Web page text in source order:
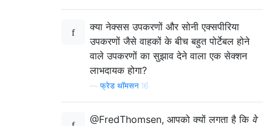
क्या नेक्सस उपकरणों और सोनी एक्सपीरिया
उपकरणों जैसे वाहकों के बीच बहुत पोर्टेबल होने
वाले उपकरणों का सुझाव देने वाला एक सेक्शन
लाभदायक होगा?
—फ्रेड थॉमसन 16
@FredThomsen, आपको क्यों लगता है कि वे